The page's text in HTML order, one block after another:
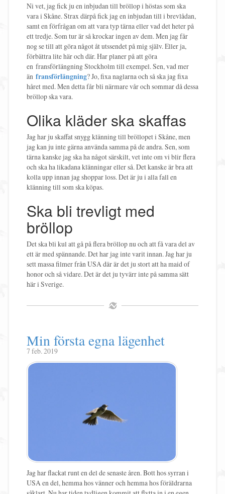
Ni vet, jag fick ju en inbjudan till bröllop i höstas som ska
vara i Skåne. Strax därpå fick jag en inbjudan till i brevlådan,
samt en förfrågan om att vara typ tärna eller vad det heter på
ett tredje. Som tur är så krockar ingen av dem. Men jag får
nog se till att göra något åt utssendet på mig själv. Eller ja,
förbättra lite här och där. Har planer på att göra
en fransförlängning Stockholm till exempel. Sen, vad mer
än fransförlängning? Jo, fixa naglarna och så ska jag fixa
håret med. Men detta får bli närmare vår och sommar då dessa
bröllop ska vara.
Olika kläder ska skaffas
Jag har ju skaffat snygg klänning till bröllopet i Skåne, men
jag kan ju inte gärna använda samma på de andra. Sen, som
tärna kanske jag ska ha något särskilt, vet inte om vi blir flera
och ska ha likadana klänningar eller så. Det kanske är bra att
kolla upp innan jag shoppar loss. Det är ju i alla fall en
klänning till som ska köpas.
Ska bli trevligt med
bröllop
Det ska bli kul att gå på flera bröllop nu och att få vara del av
ett är med spännande. Det har jag inte varit innan. Jag har ju
sett massa filmer från USA där är det ju stort att ha maid of
honor och så vidare. Det är det ju tyvärr inte på samma sätt
här i Sverige.
Min första egna lägenhet
7 feb. 2019
Jag har flackat runt en del de senaste åren. Bott hos syrran i
USA en del, hemma hos vänner och hemma hos föräldrarna